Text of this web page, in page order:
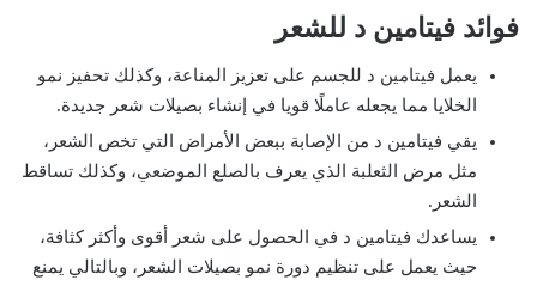
فوائد فيتامين د للشعر
يعمل فيتامين د للجسم على تعزيز المناعة، وكذلك تحفيز نمو
الخلايا مما يجعله عاملًا قويا في إنشاء بصيلات شعر جديدة.
يقي فيتامين د من الإصابة ببعض الأمراض التي تخص الشعر،
مثل مرض الثعلبة الذي يعرف بالصلع الموضعي، وكذلك تساقط
الشعر.
يساعدك فيتامين د في الحصول على شعر أقوى وأكثر كثافة،
حيث يعمل على تنظيم دورة نمو بصيلات الشعر، وبالتالي يمنع